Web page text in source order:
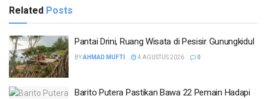
Related Posts
Pantai Drini, Ruang Wisata di Pesisir Gunungkidul
BYAHMAD MUFTI 4 AGUSTUS 2026 0
Barito Putera Pastikan Bawa 22 Pemain Hadapi